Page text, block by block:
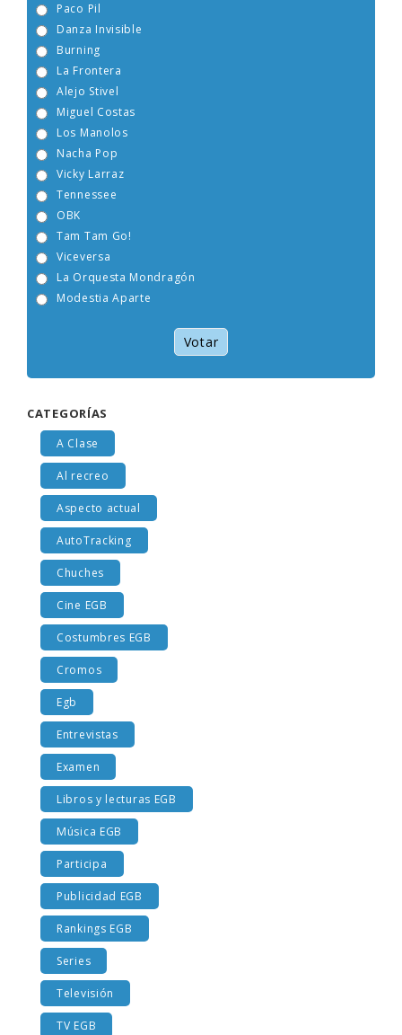
Paco Pil
Danza Invisible
Burning
La Frontera
Alejo Stivel
Miguel Costas
Los Manolos
Nacha Pop
Vicky Larraz
Tennessee
OBK
Tam Tam Go!
Viceversa
La Orquesta Mondragón
Modestia Aparte
Votar
CATEGORÍAS
A Clase
Al recreo
Aspecto actual
AutoTracking
Chuches
Cine EGB
Costumbres EGB
Cromos
Egb
Entrevistas
Examen
Libros y lecturas EGB
Música EGB
Participa
Publicidad EGB
Rankings EGB
Series
Televisión
TV EGB